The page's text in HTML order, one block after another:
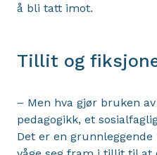
å bli tatt imot.
Tillit og
– Men hva gjør bruken
pedagogikk, et
Det er en